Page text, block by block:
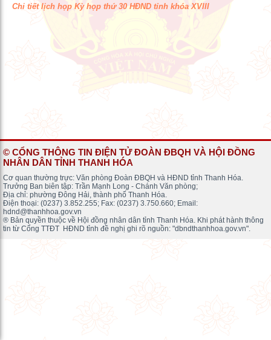
Chi tiết lịch họp Kỳ họp thứ 30 HĐND tỉnh khóa XVIII
© CỔNG THÔNG TIN ĐIỆN TỬ ĐOÀN ĐBQH VÀ HỘI ĐỒNG
NHÂN DÂN TỈNH THANH HÓA
Cơ quan thường trực: Văn phòng Đoàn ĐBQH và HĐND tỉnh Thanh Hóa.
Trưởng Ban biên tập: Trần Mạnh Long - Chánh Văn phòng;
Địa chỉ: phường Đông Hải, thành phố Thanh Hóa.
Điện thoại: (0237) 3.852.255; Fax: (0237) 3.750.660; Email:
hdnd@thanhhoa.gov.vn
® Bản quyền thuộc về Hội đồng nhân dân tỉnh Thanh Hóa. Khi phát hành thông
tin từ Cổng TTĐT HĐND tỉnh đề nghị ghi rõ nguồn: "dbndthanhhoa.gov.vn".